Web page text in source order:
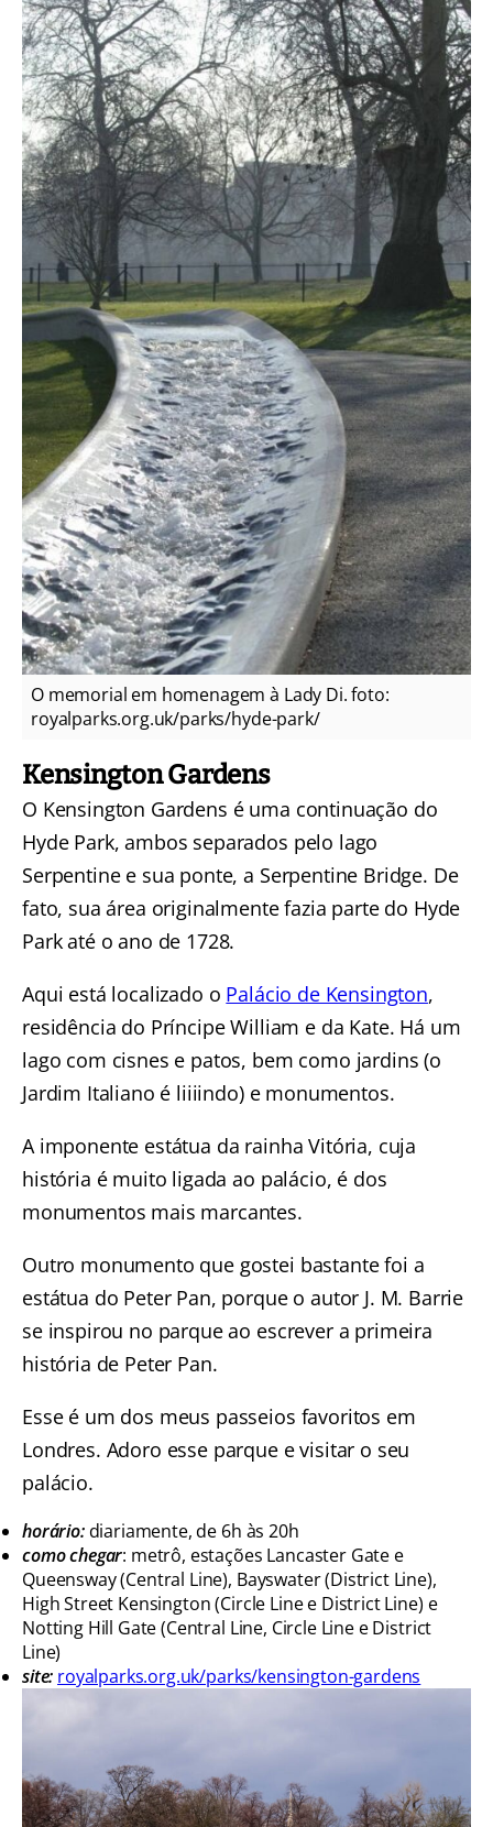
O memorial em homenagem à Lady Di. foto:
royalparks.org.uk/parks/hyde-park/
Kensington Gardens
O Kensington Gardens é uma continuação do
Hyde Park, ambos separados pelo lago
Serpentine e sua ponte, a Serpentine Bridge. De
fato, sua área originalmente fazia parte do Hyde
Park até o ano de 1728.
Aqui está localizado o Palácio de Kensington,
residência do Príncipe William e da Kate. Há um
lago com cisnes e patos, bem como jardins (o
Jardim Italiano é liiiindo) e monumentos.
A imponente estátua da rainha Vitória, cuja
história é muito ligada ao palácio, é dos
monumentos mais marcantes.
Outro monumento que gostei bastante foi a
estátua do Peter Pan, porque o autor J. M. Barrie
se inspirou no parque ao escrever a primeira
história de Peter Pan.
Esse é um dos meus passeios favoritos em
Londres. Adoro esse parque e visitar o seu
palácio.
horário:diariamente, de 6h às 20h
como chegar: metrô, estações Lancaster Gate e
Queensway (Central Line), Bayswater (District Line),
High Street Kensington (Circle Line e District Line) e
Notting Hill Gate (Central Line, Circle Line e District
Line)
site: royalparks.org.uk/parks/kensington-gardens